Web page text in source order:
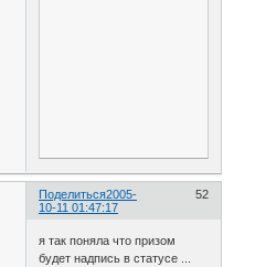
Поделиться 52
2005-
10-11 01:47:17
я так поняла что призом
будет надпись в статусе ...